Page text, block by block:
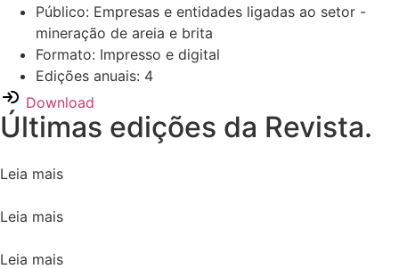
Público: Empresas e entidades ligadas ao setor -
mineração de areia e brita
Formato: Impresso e digital
Edições anuais: 4
Download
Últimas edições da Revista.
Leia mais
Leia mais
Leia mais